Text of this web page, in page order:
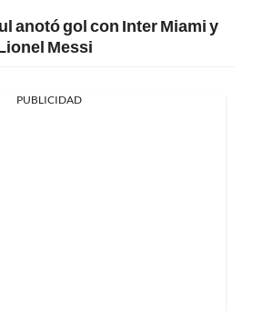
anotó gol con Inter Miami y
Messi
PUBLICIDAD